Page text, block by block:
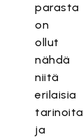
parasta
on
ollut
nähdä
niitä
erilaisia
tarinoita
ja